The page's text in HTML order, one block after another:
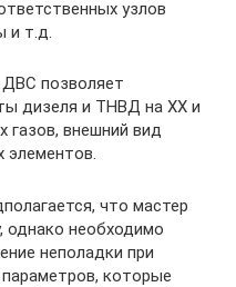
узлов
и т.д.
позволяет
дизеля и ТНВД на ХХ и
газов, внешний вид
элементов.
что мастер
однако необходимо
неполадки при
которые